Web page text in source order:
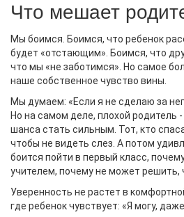
Что мешает
Мы боимся. Боимся, что ребенок
будет «отстающим». Боимся, что
что мы «не заботимся». Но самое
наше собственное чувство вины.
Мы думаем: «Если я не сделаю за
Но на самом деле, плохой родитель
шанса стать сильным. Тот, кто
чтобы не видеть слез. А потом
боится пойти в первый класс,
учителем, почему не может решить,
Уверенность не растет в
где ребенок чувствует: «Я могу,